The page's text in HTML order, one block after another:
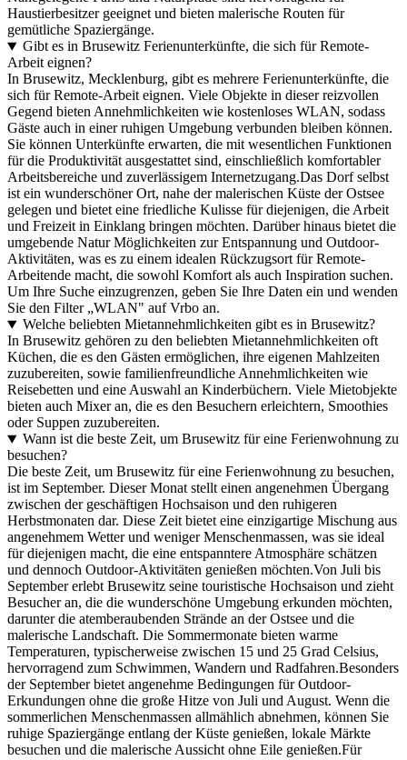
Haustierbesitzer geeignet und bieten malerische Routen für
gemütliche Spaziergänge.
Gibt es in Brusewitz Ferienunterkünfte, die sich für Remote-
Arbeit eignen?
In Brusewitz, Mecklenburg, gibt es mehrere Ferienunterkünfte, die
sich für Remote-Arbeit eignen. Viele Objekte in dieser reizvollen
Gegend bieten Annehmlichkeiten wie kostenloses WLAN, sodass
Gäste auch in einer ruhigen Umgebung verbunden bleiben können.
Sie können Unterkünfte erwarten, die mit wesentlichen Funktionen
für die Produktivität ausgestattet sind, einschließlich komfortabler
Arbeitsbereiche und zuverlässigem Internetzugang.Das Dorf selbst
ist ein wunderschöner Ort, nahe der malerischen Küste der Ostsee
gelegen und bietet eine friedliche Kulisse für diejenigen, die Arbeit
und Freizeit in Einklang bringen möchten. Darüber hinaus bietet die
umgebende Natur Möglichkeiten zur Entspannung und Outdoor-
Aktivitäten, was es zu einem idealen Rückzugsort für Remote-
Arbeitende macht, die sowohl Komfort als auch Inspiration suchen.
Um Ihre Suche einzugrenzen, geben Sie Ihre Daten ein und wenden
Sie den Filter „WLAN" auf Vrbo an.
Welche beliebten Mietannehmlichkeiten gibt es in Brusewitz?
In Brusewitz gehören zu den beliebten Mietannehmlichkeiten oft
Küchen, die es den Gästen ermöglichen, ihre eigenen Mahlzeiten
zuzubereiten, sowie familienfreundliche Annehmlichkeiten wie
Reisebetten und eine Auswahl an Kinderbüchern. Viele Mietobjekte
bieten auch Mixer an, die es den Besuchern erleichtern, Smoothies
oder Suppen zuzubereiten.
Wann ist die beste Zeit, um Brusewitz für eine Ferienwohnung zu
besuchen?
Die beste Zeit, um Brusewitz für eine Ferienwohnung zu besuchen,
ist im September. Dieser Monat stellt einen angenehmen Übergang
zwischen der geschäftigen Hochsaison und den ruhigeren
Herbstmonaten dar. Diese Zeit bietet eine einzigartige Mischung aus
angenehmem Wetter und weniger Menschenmassen, was sie ideal
für diejenigen macht, die eine entspanntere Atmosphäre schätzen
und dennoch Outdoor-Aktivitäten genießen möchten.Von Juli bis
September erlebt Brusewitz seine touristische Hochsaison und zieht
Besucher an, die die wunderschöne Umgebung erkunden möchten,
darunter die atemberaubenden Strände an der Ostsee und die
malerische Landschaft. Die Sommermonate bieten warme
Temperaturen, typischerweise zwischen 15 und 25 Grad Celsius,
hervorragend zum Schwimmen, Wandern und Radfahren.Besonders
der September bietet angenehme Bedingungen für Outdoor-
Erkundungen ohne die große Hitze von Juli und August. Wenn die
sommerlichen Menschenmassen allmählich abnehmen, können Sie
ruhige Spaziergänge entlang der Küste genießen, lokale Märkte
besuchen und die malerische Aussicht ohne Eile genießen.Für